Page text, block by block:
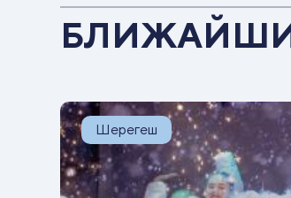
Шерегеш